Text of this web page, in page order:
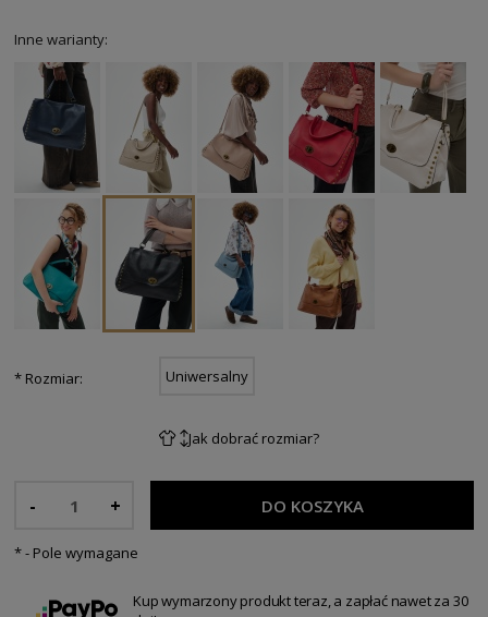
Inne warianty:
* Rozmiar: Uniwersalny
Jak dobrać rozmiar?
- + DO KOSZYKA
*- Pole wymagane
Kup wymarzony produkt teraz, a zapłać nawet za 30